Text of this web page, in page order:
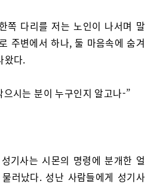
쪽 다리를 저는 노인이 나서며 말
주변에서 하나, 둘 마음속에 숨겨
왔다.
시는 분이 누구인지 알고나-”
기사는 시몬의 명령에 분개한 얼
러났다. 성난 사람들에게 성기사